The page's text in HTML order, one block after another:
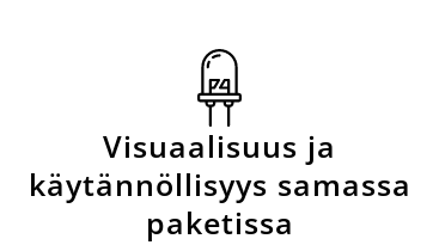
Visuaalisuus ja
käytännöllisyys samassa
paketissa